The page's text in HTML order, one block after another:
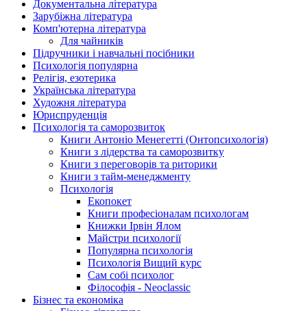
Документальна література
Зарубіжна література
Комп'ютерна література
Для чайників
Підручники і навчальні посібники
Психологія популярна
Релігія, езотерика
Українська література
Художня література
Юриспруденція
Психологія та саморозвиток
Книги Антоніо Менегетті (Онтопсихологія)
Книги з лідерства та саморозвитку
Книги з переговорів та риторики
Книги з тайм-менеджменту
Психологія
Екопокет
Книги професіоналам психологам
Книжки Ірвін Ялом
Майстри психології
Популярна психологія
Психологія Вищий курс
Сам собі психолог
Філософія - Neoclassic
Бізнес та економіка